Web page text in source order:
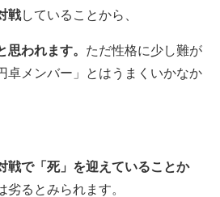
戦していることから、
思われます。 ただ性格に少し難が
卓メンバー」とはうまくいかなか
戦で「死」を迎えていることか
劣るとみられます。